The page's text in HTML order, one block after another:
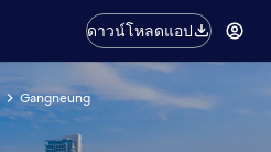
ดาวน์โหลดแอป
Gangneung